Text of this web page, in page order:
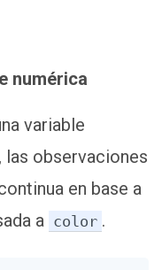
numérica
variable
las observaciones
en base a
a color .